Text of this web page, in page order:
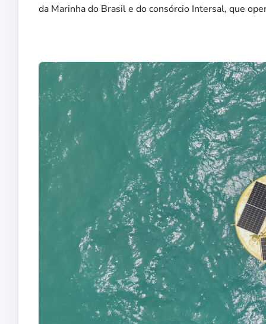
da Marinha do Brasil e do consórcio Intersal, que